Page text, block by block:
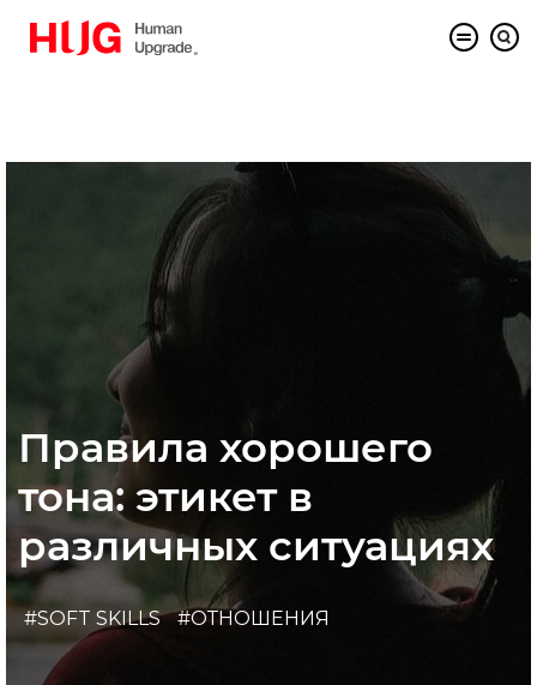
Правила хорошего
тона: этикет в
различных ситуациях
#SOFT SKILLS #ОТНОШЕНИЯ